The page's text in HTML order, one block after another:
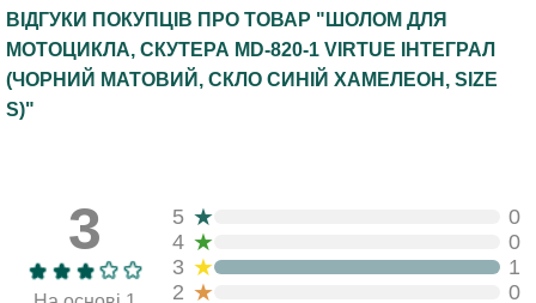
ВІДГУКИ ПОКУПЦІВ ПРО ТОВАР "ШОЛОМ ДЛЯ
МОТОЦИКЛА, СКУТЕРА MD-820-1 VIRTUE ІНТЕГРАЛ
(ЧОРНИЙ МАТОВИЙ, СКЛО СИНІЙ ХАМЕЛЕОН, SIZE
S)"
3 5 ★
0
4 ★
0
3 ★
1
2 ★ 0